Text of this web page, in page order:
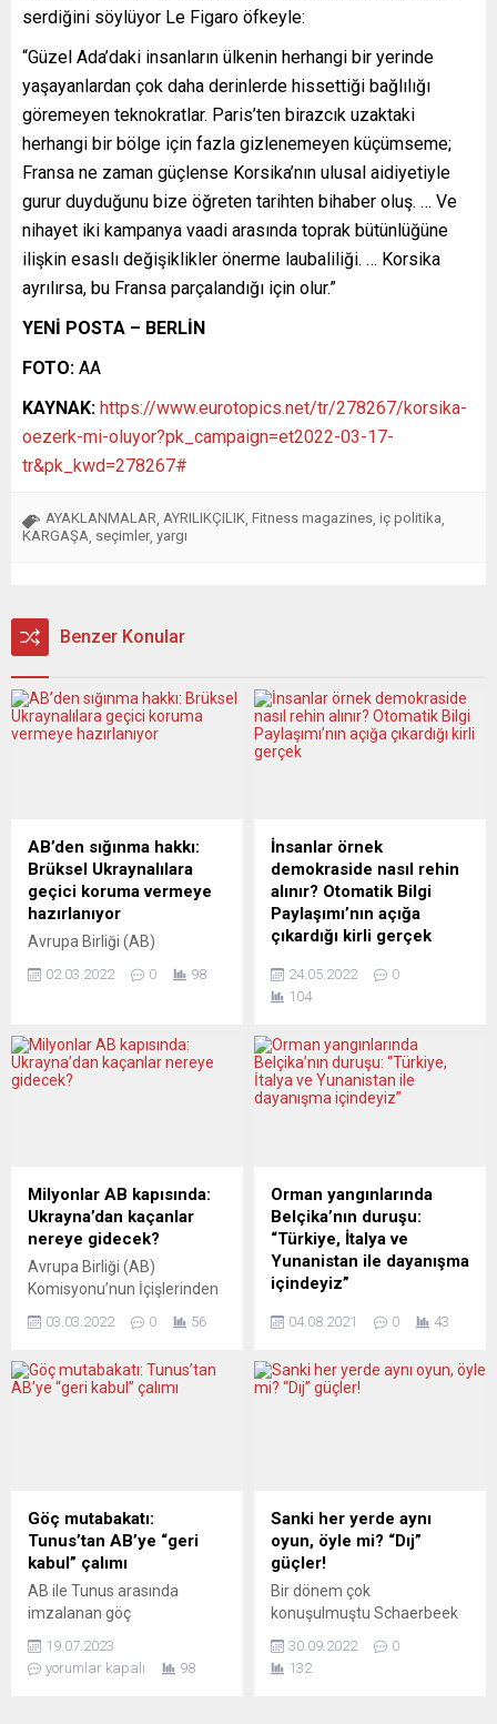
serdiğini söylüyor Le Figaro öfkeyle:
“Güzel Ada’daki insanların ülkenin herhangi bir yerinde
yaşayanlardan çok daha derinlerde hissettiği bağlılığı
göremeyen teknokratlar. Paris’ten birazcık uzaktaki
herhangi bir bölge için fazla gizlenemeyen küçümseme;
Fransa ne zaman güçlense Korsika’nın ulusal aidiyetiyle
gurur duyduğunu bize öğreten tarihten bihaber oluş. … Ve
nihayet iki kampanya vaadi arasında toprak bütünlüğüne
ilişkin esaslı değişiklikler önerme laubaliliği. … Korsika
ayrılırsa, bu Fransa parçalandığı için olur.”
YENİ POSTA – BERLİN
FOTO: AA
KAYNAK: https://www.eurotopics.net/tr/278267/korsika-
oezerk-mi-oluyor?pk_campaign=et2022-03-17-
tr&pk_kwd=278267#
AYAKLANMALAR AYRILIKÇILIK Fitness magazines iç politika
KARGAŞA seçimler yargı
Benzer Konular
AB’den sığınma hakkı:
Brüksel Ukraynalılara
geçici koruma vermeye
hazırlanıyor
Avrupa Birliği (AB)
kaçarak AB ülkelerine giden
hazırladı. Komisyon’un
teklifine göre, AB’nin Geçici
oturma izni alabilecek,
eğitim ve sağlık
hizmetlerinden
faydalanacak, iş bulup
çalışabilecek. Ukraynalılara
ayrıca sosyal refah...
02.03.2022 0 98
İnsanlar örnek
demokraside nasıl rehin
alınır? Otomatik Bilgi
Paylaşımı’nın açığa
çıkardığı kirli gerçek
Avrupa ülkelerinde, 60 yıllık
bir “kambiyo kirinden”
milyonlarca insanımızı
aşağılayan bir sahipsizlik
hüküm sürüyor. Otomatik
destekleyen milyonlarca
insanı neden “satma gereği”
duydu? İki: Özellikle Alman
siyasetinde etkin Türkiye
kökenli...
24.05.2022
0
104
Milyonlar AB kapısında:
Ukrayna’dan kaçanlar
nereye gidecek?
Avrupa Birliği (AB)
Komisyonu’nun İçişlerinden
Johansson, Ukrayna’daki
ülkelerine gelecek
milyonlarca sığınmacıya
açıklama yapan Johansson,
“Ukrayna’daki gelişmeler
nedeniyle çok tehlikeli bir
durumdayız. AB’ye
milyonlarca sığınmacının
gelmesine hazırlıklı
olmalıyız” dedi. Bugüne
kadar Ukrayna’dan...
03.03.2022 0 56
Orman yangınlarında
Belçika’nın duruşu:
“Türkiye, İtalya ve
Yunanistan ile dayanışma
içindeyiz”
mücadele eden Türkiye,
dayanışma mesajı paylaştı.
Belçika Dışişleri Bakanlığının
Türkiye, İtalya ve
Yunanistan ile dayanışma
içindedir” denildi.
Açıklamada,
“Düşüncelerimiz bu
yangınların kurbanı olan tüm
insanlarla ve ölümcül
yangınlarla mücadele etmek
04.08.2021 0 43
Göç mutabakatı:
Tunus’tan AB’ye “geri
kabul” çalımı
AB ile Tunus arasında
imzalanan göç
yürürlükteki mutabakattan
farklı noktalar dikkat çekiyor.
19.07.2023
yorumlar kapalı
98
Sanki her yerde aynı
oyun, öyle mi? “Dıj”
güçler!
Bir dönem çok
konuşulmuştu Schaerbeek
geçtiğimiz çarşamba günü
çok konuşuldu. Belediye
30.09.2022
0
132